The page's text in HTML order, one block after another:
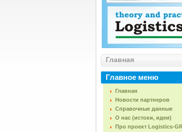
Главная
Главное меню
Главная
Новости партнеров
Справочные данные
О нас (истоки, идеи)
Про проект Logistics-